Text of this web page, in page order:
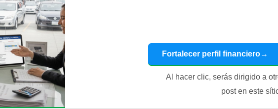
Fortalecer perfil financiero→
Al hacer clic, serás dirigido a
post en este